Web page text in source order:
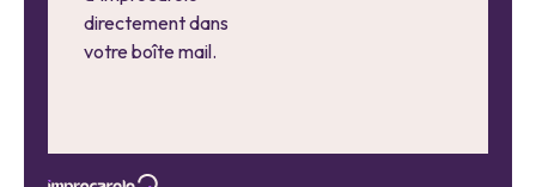
directement dans
votre boîte mail.